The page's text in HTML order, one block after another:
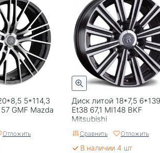
5*114,3
GMF Mazda
Отложить
Диск литой 18*7,5
Et38 67,1 MI148 BKF
Mitsubishi
Сравнить Отложить
В наличии 4 шт